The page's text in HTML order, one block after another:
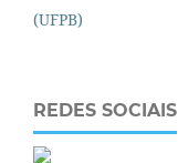
REDES SOCIAIS